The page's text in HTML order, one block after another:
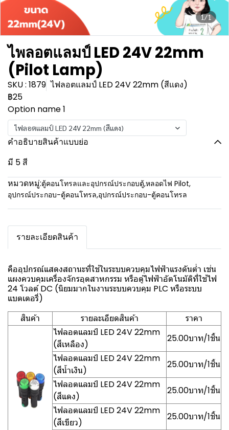
1/1
ไพลอตแลมป์ LED 24V 22mm
(Pilot Lamp)
SKU : 1879 ไฟลอตแลมป์ LED 24V 22mm (สีแดง)
฿25
Option name 1
ไฟลอตแลมป์ LED 24V 22mm (สีแดง)
คำอธิบายสินค้าแบบย่อ
มี 5 สี
หมวดหมู่:ตู้คอนโทรลและอุปกรณ์ประกอบตู้,หลอดไฟ Pilot,
อุปกรณ์ประกอบ-ตู้คอนโทรล,อุปกรณ์ประกอบ-ตู้คอนโทรล
รายละเอียดสินค้า
คืออุปกรณ์แสดงสถานะที่ใช้ในระบบควบคุมไฟฟ้าแรงดันต่ำ เช่น
แผงควบคุมเครื่องจักรอุตสาหกรรม หรือตู้ไฟฟ้าอัตโนมัติที่ใช้ไฟ
24 โวลต์ DC (นิยมมากในงานระบบควบคุม PLC หรือระบบ
แบตเตอรี่)
สินค้า
รายละเอียดสินค้า
ราคา
ไฟลอตแลมป์ LED 24V 22mm
(สีเหลือง)
25.00บาท/1ชิ้น
ไฟลอตแลมป์ LED 24V 22mm
(สีน้ำเงิน)
25.00บาท/1ชิ้น
ไฟลอตแลมป์ LED 24V 22mm
(สีแดง)
25.00บาท/1ชิ้น
ไฟลอตแลมป์ LED 24V 22mm
(สีเขียว)
25.00บาท/1ชิ้น